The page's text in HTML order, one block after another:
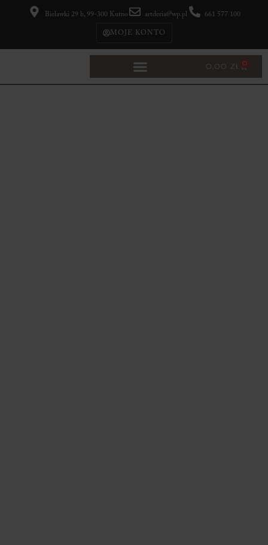
MOJE KONTO
Bielawki 29 b, 99-300 Kutno artderia@wp.pl 661 577 100
0,00 ZŁ 0